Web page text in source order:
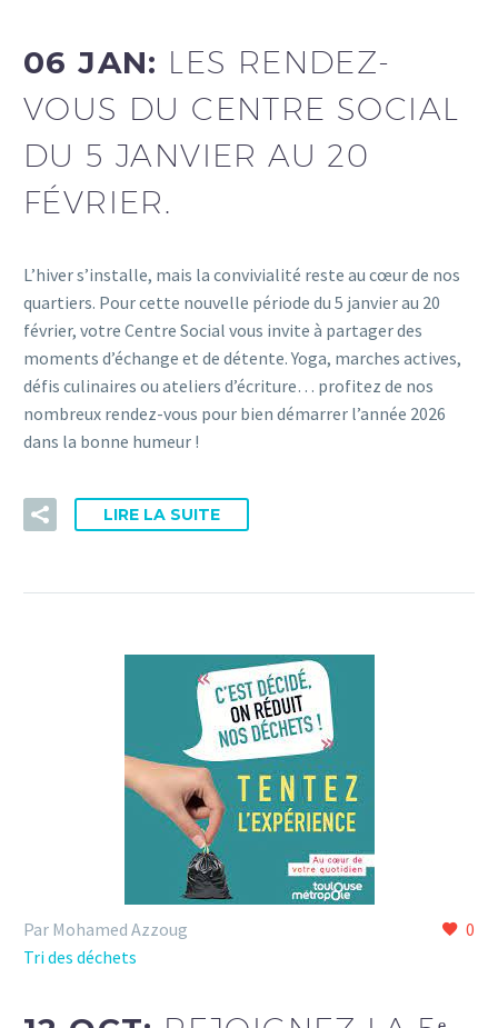
06 JAN: LES RENDEZ-
VOUS DU CENTRE SOCIAL
DU 5 JANVIER AU 20
FÉVRIER.
L’hiver s’installe, mais la convivialité reste au cœur de nos
quartiers. Pour cette nouvelle période du 5 janvier au 20
février, votre Centre Social vous invite à partager des
moments d’échange et de détente. Yoga, marches actives,
défis culinaires ou ateliers d’écriture… profitez de nos
nombreux rendez-vous pour bien démarrer l’année 2026
dans la bonne humeur !
LIRE LA SUITE
0
Par Mohamed Azzoug
Tri des déchets